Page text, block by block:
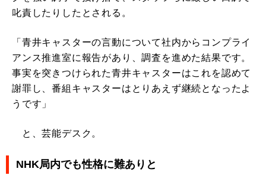
叱責したりしたとされる。
「青井キャスターの言動について社内からコンプライ
アンス推進室に報告があり、調査を進めた結果です。
事実を突きつけられた青井キャスターはこれを認めて
謝罪し、番組キャスターはとりあえず継続となったよ
うです」
と、芸能デスク。
NHK局内でも性格に難ありと